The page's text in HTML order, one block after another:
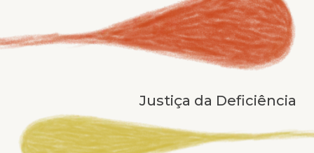
Justiça da Deficiência